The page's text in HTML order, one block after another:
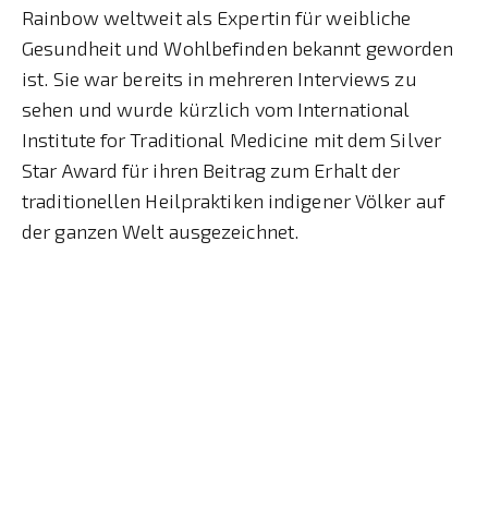
Rainbow weltweit als Expertin für weibliche
Gesundheit und Wohlbefinden bekannt geworden
ist. Sie war bereits in mehreren Interviews zu
sehen und wurde kürzlich vom International
Institute for Traditional Medicine mit dem Silver
Star Award für ihren Beitrag zum Erhalt der
traditionellen Heilpraktiken indigener Völker auf
der ganzen Welt ausgezeichnet.